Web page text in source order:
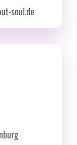
soul.de